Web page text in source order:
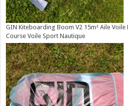
GIN Kiteboarding Boom V2 15m² Aile Voile
Course Voile Sport Nautique